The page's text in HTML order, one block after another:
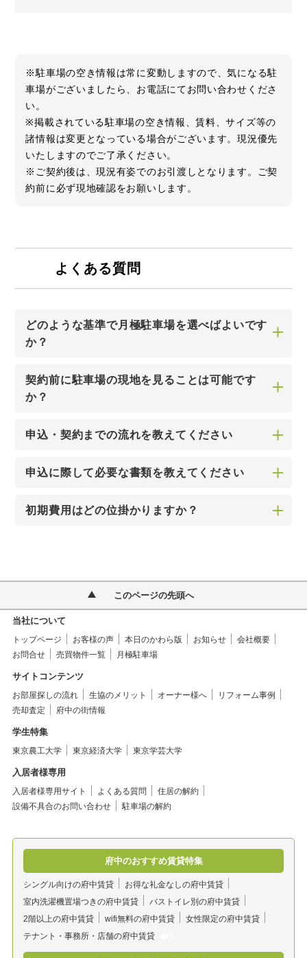
※駐車場の空き情報は常に変動しますので、気になる駐
車場がございましたら、お電話にてお問い合わせくださ
い。
※掲載されている駐車場の空き情報、賃料、サイズ等の
諸情報は変更となっている場合がございます。現況優先
いたしますのでご了承ください。
※ご契約後は、現況有姿でのお引渡しとなります。ご契
約前に必ず現地確認をお願いします。
よくある質問
どのような基準で月極駐車場を選べばよいです
か？
契約前に駐車場の現地を見ることは可能です
か？
申込・契約までの流れを教えてください
申込に際して必要な書類を教えてください
初期費用はどの位掛かりますか？
このページの先頭へ
当社について
トップページ お客様の声 本日のかわら版 お知らせ
会社概要
お問合せ
売買物件一覧 月極駐車場
サイトコンテンツ
お部屋探しの流れ 生協のメリット オーナー様へ
リフォーム事例
売却査定
府中の街情報
学生特集
東京農工大学 東京経済大学 東京学芸大学
入居者様専用
入居者様専用サイト よくある質問
住居の解約
設備不具合のお問い合わせ
駐車場の解約
府中のおすすめ賃貸特集
シングル向けの府中賃貸
お得な礼金なしの府中賃貸
室内洗濯機置場つきの府中賃貸
バストイレ別の府中賃貸
2階以上の府中賃貸
wifi無料の府中賃貸
女性限定の府中賃貸
テナント・事務所・店舗の府中賃貸